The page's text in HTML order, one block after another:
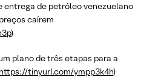
entrega de petróleo venezuelano
caírem
)
plano de três etapas para a
https://tinyurl.com/ympp3k4h)